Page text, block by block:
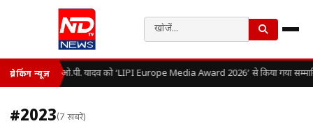
ब्रेकिंग न्यूज़डॉ. ओ.पी. यादव को ‘LIPI Europe Media Award 2026’ से किया गया
#2023(7 खबरें)